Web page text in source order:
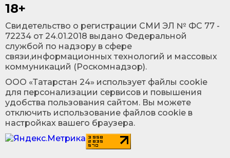
18+
Cвидетельство о регистрации СМИ ЭЛ № ФС 77 -
72234 от 24.01.2018 выдано Федеральной
службой по надзору в сфере
связи,информационных технологий и массовых
коммуникаций (Роскомнадзор).
ООО «Татарстан 24» использует файлы cookie
для персонализации сервисов и повышения
удобства пользования сайтом. Вы можете
отключить использование файлов cookie в
настройках вашего браузера.